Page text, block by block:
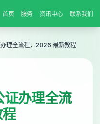
首页 服务 资讯中心 联系我们
理全流程，2026 最新教程
证办理全流